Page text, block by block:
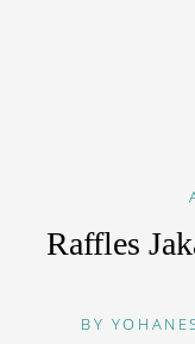
Raffles
BY